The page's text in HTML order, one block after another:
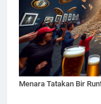
Menara Tatakan Bir